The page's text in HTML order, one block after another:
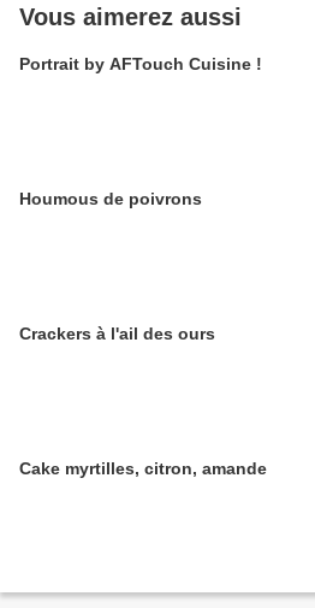
Vous aimerez aussi
Portrait by AFTouch Cuisine !
Houmous de poivrons
Crackers à l'ail des ours
Cake myrtilles, citron, amande